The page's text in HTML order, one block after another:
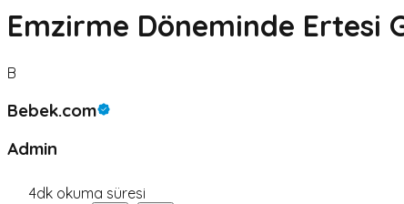
Emzirme Döneminde Ertesi
B
Bebek.com
Admin
4dk okuma süresi